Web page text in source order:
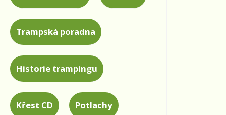
Trampská poradna
Historie trampingu
Křest CD Potlachy